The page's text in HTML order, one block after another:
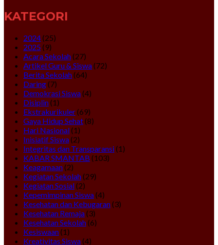
KATEGORI
2024(25)
2025(9)
Acara Sekolah(27)
Artikel Guru & Siswa(72)
Berita Sekolah(64)
Daring(7)
Demokrasi Siswa(4)
Disiplin(1)
Ekstrakurikuler(69)
Gaya Hidup Sehat(8)
Hari Nasional(1)
Inisiatif Siswa(2)
Integritas dan Transparansi(1)
KABAR SMANTAB (103)
Keagamaan(2)
Kegiatan Sekolah(29)
Kegiatan Sosial(2)
Kepemimpinan Siswa(4)
Kesehatan dan Kebugaran(3)
Kesehatan Remaja(3)
Kesehatan Sekolah(6)
Kesiswaan(1)
Kreativitas Siswa(4)